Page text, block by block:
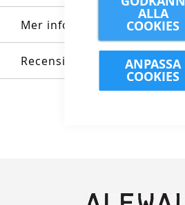
ALLA
COOKIES
ANPASSA
COOKIES
Mer information
Recensioner